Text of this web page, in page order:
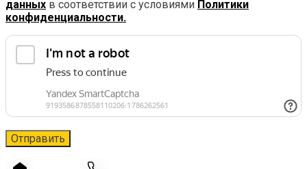
данных в соответствии с условиями Политики
конфиденциальности.